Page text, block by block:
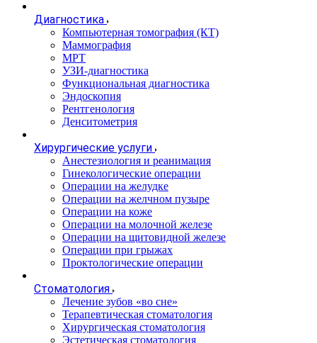
Диагностика
Компьютерная томография (КТ)
Маммография
МРТ
УЗИ-диагностика
Функциональная диагностика
Эндоскопия
Рентгенология
Денситометрия
Хирургические услуги
Анестезиология и реанимация
Гинекологические операции
Операции на желудке
Операции на желчном пузыре
Операции на коже
Операции на молочной железе
Операции на щитовидной железе
Операции при грыжах
Проктологические операции
Стоматология
Лечение зубов «во сне»
Терапевтическая стоматология
Хирургическая стоматология
Эстетическая стоматология